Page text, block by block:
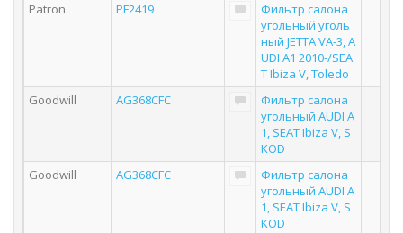
Patron
PF2419
Фильтр салона
угольный уголь
ный JETTA VA-3, A
UDI A1 2010-/SEA
T Ibiza V, Toledo
Goodwill
AG368CFC
Фильтр салона
угольный AUDI A
1, SEAT Ibiza V, S
KOD
Goodwill
AG368CFC
Фильтр салона
угольный AUDI A
1, SEAT Ibiza V, S
KOD